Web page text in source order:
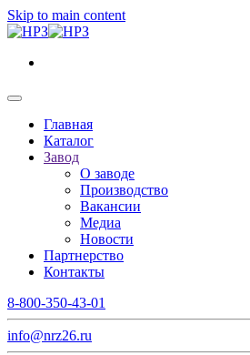
Skip to main content
Главная
Каталог
Завод
О заводе
Производство
Вакансии
Медиа
Новости
Партнерство
Контакты
8-800-350-43-01
info@nrz26.ru